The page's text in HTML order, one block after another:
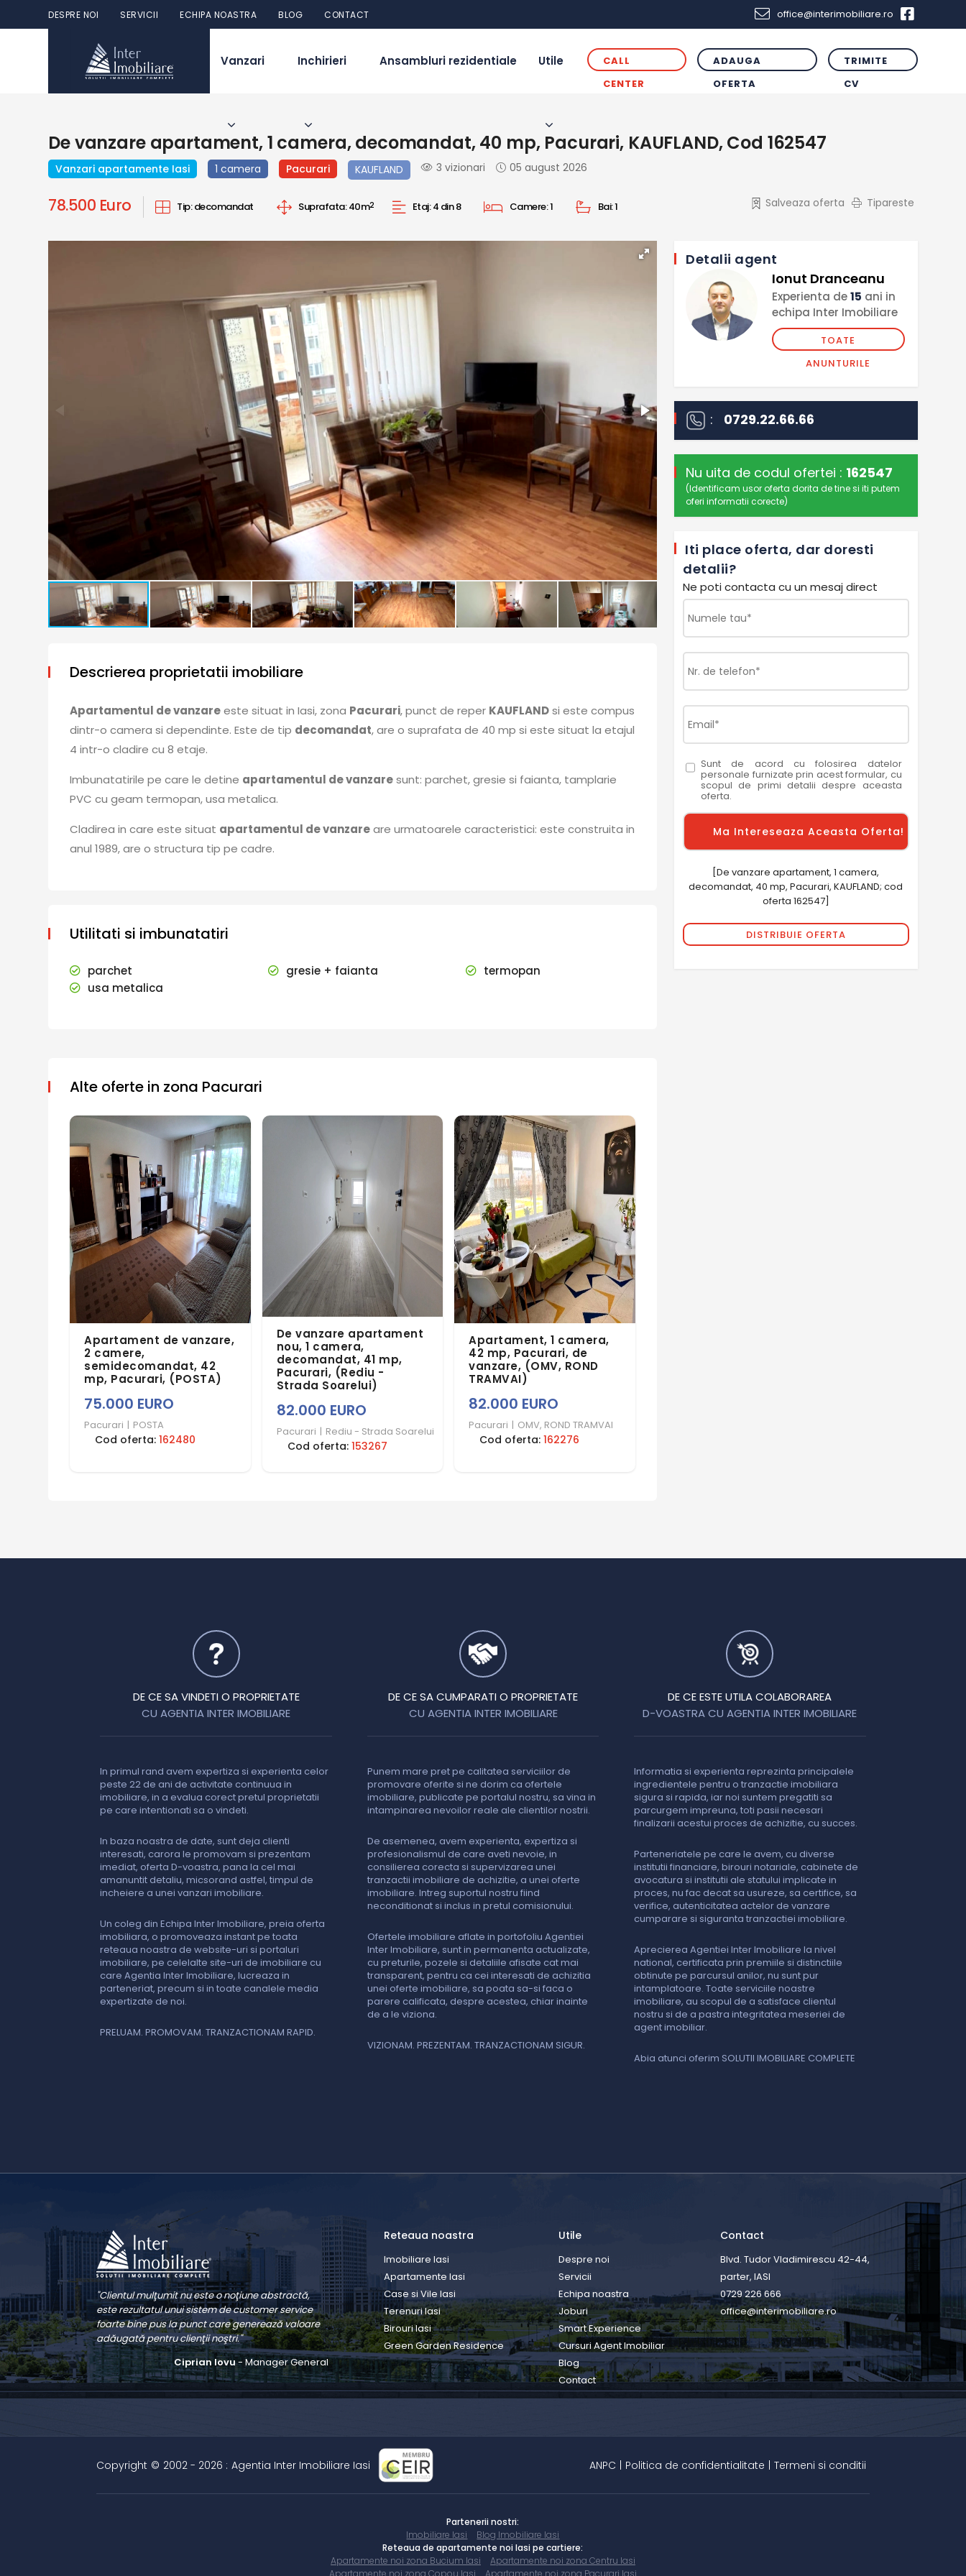
DESPRE NOI SERVICII ECHIPA NOASTRA BLOG CONTACT office@interimobiliare.ro
Vanzari Inchirieri Ansambluri rezidentiale Utile
CALL
CENTER
ADAUGA
OFERTA
TRIMITE
CV
De vanzare apartament, 1 camera, decomandat, 40 mp, Pacurari, KAUFLAND, Cod 162547
Vanzari apartamente Iasi 1 camera Pacurari KAUFLAND 3 vizionari 05 august 2026
78.500 Euro Tip:decomandat Suprafata:40m2 Etaj:4 din 8 Camere:1 Bai:1 Salveaza oferta Tipareste
Descrierea proprietatii imobiliare
Apartamentul de vanzareeste situat in Iasi, zona Pacurari, punct de reper KAUFLANDsi este compus
dintr-o camera si dependinte. Este de tip decomandat, are o suprafata de 40 mp si este situat la etajul
4 intr-o cladire cu 8 etaje.
Imbunatatirile pe care le detine apartamentul de vanzaresunt: parchet, gresie si faianta, tamplarie
PVC cu geam termopan, usa metalica.
Cladirea in care este situat apartamentul de vanzareare urmatoarele caracteristici: este construita in
anul 1989, are o structura tip pe cadre.
Utilitati si imbunatatiri
parchet gresie + faianta
termopan
usa metalica
Detalii agent
Ionut Dranceanu
Experienta de15 ani in
echipa Inter Imobiliare
TOATE
ANUNTURILE
: 0729.22.66.66
Nu uita de codul ofertei : 162547
(Identificam usor oferta dorita de tine si iti putem
oferi informatii corecte)
Iti place oferta, dar doresti
detalii?
Ne poti contacta cu un mesaj direct
Sunt de acord cu folosirea datelor
personale furnizate prin acest formular, cu
scopul de primi detalii despre aceasta
oferta.
[De vanzare apartament, 1 camera,
decomandat, 40 mp, Pacurari, KAUFLAND; cod
oferta 162547]
DISTRIBUIE OFERTA
Alte oferte in zona Pacurari
Apartament de vanzare,
2 camere,
semidecomandat, 42
mp, Pacurari, (POSTA)
75.000 EURO
Pacurari | POSTA
Cod oferta:162480
De vanzare apartament
nou, 1 camera,
decomandat, 41 mp,
Pacurari, (Rediu -
Strada Soarelui)
82.000 EURO
Pacurari | Rediu - Strada Soarelui
Cod oferta: 153267
Apartament, 1 camera,
42 mp, Pacurari, de
vanzare, (OMV, ROND
TRAMVAI)
82.000 EURO
Pacurari | OMV, ROND TRAMVAI
Cod oferta:162276
DE CE SA VINDETI O PROPRIETATE
CU AGENTIA INTER IMOBILIARE
In primul rand avem expertiza si experienta celor
peste 22 de ani de activitate continuua in
imobiliare, in a evalua corect pretul proprietatii
pe care intentionati sa o vindeti.
In baza noastra de date, sunt deja clienti
interesati, carora le promovam si prezentam
imediat, oferta D-voastra, pana la cel mai
amanuntit detaliu, micsorand astfel, timpul de
incheiere a unei vanzari imobiliare.
Un coleg din Echipa Inter Imobiliare, preia oferta
imobiliara, o promoveaza instant pe toata
reteaua noastra de website-uri si portaluri
imobiliare, pe celelalte site-uri de imobiliare cu
care Agentia Inter Imobiliare, lucreaza in
parteneriat, precum si in toate canalele media
expertizate de noi.
PRELUAM. PROMOVAM. TRANZACTIONAM RAPID.
DE CE SA CUMPARATI O PROPRIETATE
CU AGENTIA INTER IMOBILIARE
Punem mare pret pe calitatea serviciilor de
promovare oferite si ne dorim ca ofertele
imobiliare, publicate pe portalul nostru, sa vina in
intampinarea nevoilor reale ale clientilor nostrii.
De asemenea, avem experienta, expertiza si
profesionalismul de care aveti nevoie, in
consilierea corecta si supervizarea unei
tranzactii imobiliare de achizitie, a unei oferte
imobiliare. Intreg suportul nostru fiind
neconditionat si inclus in pretul comisionului.
Ofertele imobiliare aflate in portofoliu Agentiei
Inter Imobiliare, sunt in permanenta actualizate,
cu preturile, pozele si detaliile afisate cat mai
transparent, pentru ca cei interesati de achizitia
unei oferte imobiliare, sa poata sa-si faca o
parere calificata, despre acestea, chiar inainte
de a le viziona.
VIZIONAM. PREZENTAM. TRANZACTIONAM SIGUR.
DE CE ESTE UTILA COLABORAREA
D-VOASTRA CU AGENTIA INTER IMOBILIARE
Informatia si experienta reprezinta principalele
ingredientele pentru o tranzactie imobiliara
sigura si rapida, iar noi suntem pregatiti sa
parcurgem impreuna, toti pasii necesari
finalizarii acestui proces de achizitie, cu succes.
Parteneriatele pe care le avem, cu diverse
institutii financiare, birouri notariale, cabinete de
avocatura si institutii ale statului implicate in
proces, nu fac decat sa usureze, sa certifice, sa
verifice, autenticitatea actelor de vanzare
cumparare si siguranta tranzactiei imobiliare.
Aprecierea Agentiei Inter Imobiliare la nivel
national, certificata prin premiile si distinctiile
obtinute pe parcursul anilor, nu sunt pur
intamplatoare. Toate serviciile noastre
imobiliare, au scopul de a satisface clientul
nostru si de a pastra integritatea meseriei de
agent imobiliar.
Abia atunci oferim SOLUTII IMOBILIARE COMPLETE
"Clientul mulţumit nu este o noţiune abstractă,
este rezultatul unui sistem de customer service
foarte bine pus la punct care generează valoare
adăugată pentru clienţii noştri."
Ciprian Iovu- Manager General
Reteaua noastra
Imobiliare Iasi
Apartamente Iasi
Case si Vile Iasi
Terenuri Iasi
Birouri Iasi
Green Garden Residence
Utile
Despre noi
Servicii
Echipa noastra
Joburi
Smart Experience
Cursuri Agent Imobiliar
Blog
Contact
Contact
Blvd. Tudor Vladimirescu 42-44,
parter, IASI
0729 226 666
office@interimobiliare.ro
Copyright © 2002 - 2026 : Agentia Inter Imobiliare Iasi ANPC Politica de confidentialitate Termeni si conditii
Partenerii nostri:
Imobiliare Iasi
Blog Imobiliare Iasi
Reteaua de apartamente noi Iasi pe cartiere:
Apartamente noi zona Bucium Iasi
Apartamente noi zona Centru Iasi
Apartamente noi zona Copou Iasi
Apartamente noi zona Pacurari Iasi